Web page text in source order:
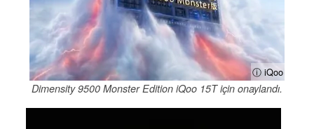
ⓘ iQoo
Dimensity 9500 Monster Edition iQoo 15T için onaylandı.